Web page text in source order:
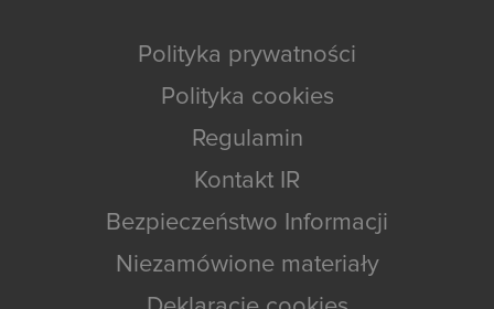
Polityka prywatności
Polityka cookies
Regulamin
Kontakt IR
Bezpieczeństwo Informacji
Niezamówione materiały